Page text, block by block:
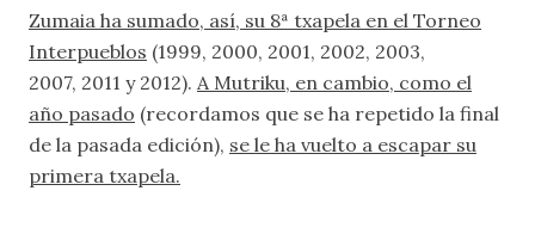
Zumaia ha sumado, así, su 8ª txapela en el Torneo
Interpueblos (1999, 2000, 2001, 2002, 2003,
2007, 2011 y 2012). A Mutriku, en cambio, como el
año pasado (recordamos que se ha repetido la final
de la pasada edición), se le ha vuelto a escapar su
primera txapela.